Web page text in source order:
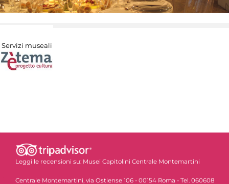
Servizi museali
Leggi le recensioni su: Musei Capitolini Centrale Montemartini
Centrale Montemartini, via Ostiense 106 - 00154 Roma - Tel. 060608